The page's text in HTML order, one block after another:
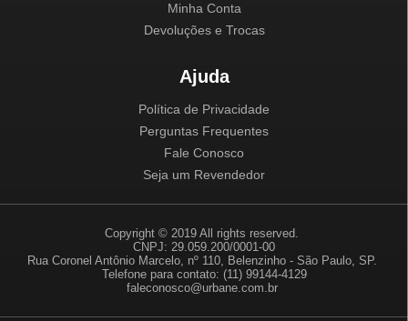
Minha Conta
Devoluções e Trocas
Ajuda
Política de Privacidade
Perguntas Frequentes
Fale Conosco
Seja um Revendedor
Copyright © 2019 All rights reserved.
CNPJ: 29.059.200/0001-00
Rua Coronel Antônio Marcelo, nº 110, Belenzinho - São Paulo, SP.
Telefone para contato: (11) 99144-4129
faleconosco@urbane.com.br